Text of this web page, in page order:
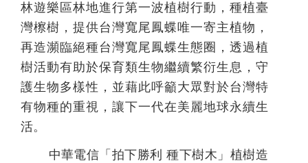
林遊樂區林地進行第一波植樹行動，種植臺
灣檫樹，提供台灣寬尾鳳蝶唯一寄主植物，
再造瀕臨絕種台灣寬尾鳳蝶生態圈，透過植
樹活動有助於保育類生物繼續繁衍生息，守
護生物多樣性，並藉此呼籲大眾對於台灣特
有物種的重視，讓下一代在美麗地球永續生
活。
中華電信「拍下勝利 種下樹木」植樹造